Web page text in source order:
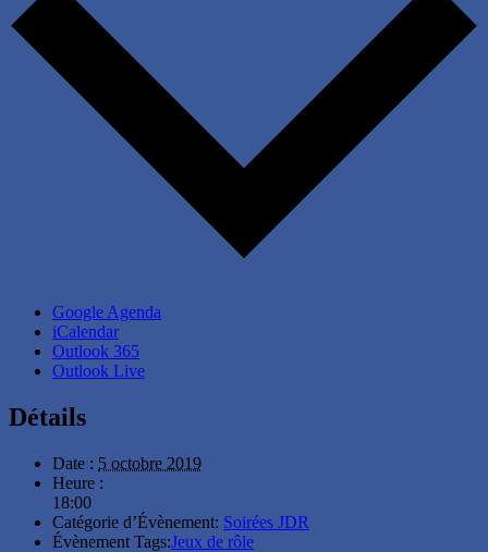
Google Agenda
iCalendar
Outlook 365
Outlook Live
Détails
Date : 5 octobre 2019
Heure :
18:00
Catégorie d’Évènement: Soirées JDR
Évènement Tags:Jeux de rôle